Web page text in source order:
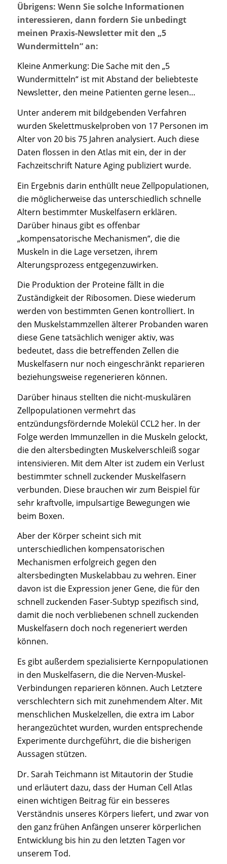
Übrigens: Wenn Sie solche Informationen
interessieren, dann fordern Sie unbedingt
meinen Praxis-Newsletter mit den „5
Wundermitteln“ an:
Kleine Anmerkung: Die Sache mit den „5
Wundermitteln“ ist mit Abstand der beliebteste
Newsletter, den meine Patienten gerne lesen…
Unter anderem mit bildgebenden Verfahren
wurden Skelettmuskelproben von 17 Personen im
Alter von 20 bis 75 Jahren analysiert. Auch diese
Daten flossen in den Atlas mit ein, der in der
Fachzeitschrift Nature Aging publiziert wurde.
Ein Ergebnis darin enthüllt neue Zellpopulationen,
die möglicherweise das unterschiedlich schnelle
Altern bestimmter Muskelfasern erklären.
Darüber hinaus gibt es offenbar
„kompensatorische Mechanismen“, die die
Muskeln in die Lage versetzen, ihrem
Alterungsprozess entgegenzuwirken.
Die Produktion der Proteine fällt in die
Zuständigkeit der Ribosomen. Diese wiederum
werden von bestimmten Genen kontrolliert. In
den Muskelstammzellen älterer Probanden waren
diese Gene tatsächlich weniger aktiv, was
bedeutet, dass die betreffenden Zellen die
Muskelfasern nur noch eingeschränkt reparieren
beziehungsweise regenerieren können.
Darüber hinaus stellten die nicht-muskulären
Zellpopulationen vermehrt das
entzündungsfördernde Molekül CCL2 her. In der
Folge werden Immunzellen in die Muskeln gelockt,
die den altersbedingten Muskelverschleiß sogar
intensivieren. Mit dem Alter ist zudem ein Verlust
bestimmter schnell zuckender Muskelfasern
verbunden. Diese brauchen wir zum Beispiel für
sehr kraftvolle, impulsartige Bewegungen wie
beim Boxen.
Aber der Körper scheint sich mit
unterschiedlichen kompensatorischen
Mechanismen erfolgreich gegen den
altersbedingten Muskelabbau zu wehren. Einer
davon ist die Expression jener Gene, die für den
schnell zuckenden Faser-Subtyp spezifisch sind,
damit die noch verbliebenen schnell zuckenden
Muskelfasern doch noch regeneriert werden
können.
Es gibt außerdem spezialisierte Kernpopulationen
in den Muskelfasern, die die Nerven-Muskel-
Verbindungen reparieren können. Auch Letztere
verschlechtern sich mit zunehmendem Alter. Mit
menschlichen Muskelzellen, die extra im Labor
herangezüchtet wurden, wurden entsprechende
Experimente durchgeführt, die die bisherigen
Aussagen stützen.
Dr. Sarah Teichmann ist Mitautorin der Studie
und erläutert dazu, dass der Human Cell Atlas
einen wichtigen Beitrag für ein besseres
Verständnis unseres Körpers liefert, und zwar von
den ganz frühen Anfängen unserer körperlichen
Entwicklung bis hin zu den letzten Tagen vor
unserem Tod.